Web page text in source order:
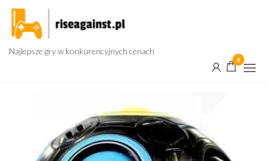
Przejdź
treści
Najlepsze gry w konkurencyjnych cenach
0